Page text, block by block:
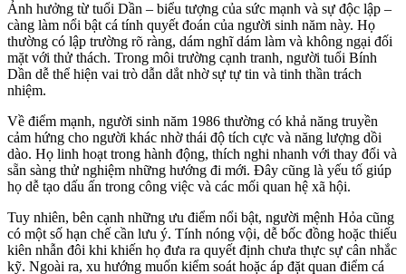
Ảnh hưởng từ tuổi Dần – biểu tượng của sức mạnh và sự độc lập –
càng làm nổi bật cá tính quyết đoán của người sinh năm này. Họ
thường có lập trường rõ ràng, dám nghĩ dám làm và không ngại đối
mặt với thử thách. Trong môi trường cạnh tranh, người tuổi Bính
Dần dễ thể hiện vai trò dẫn dắt nhờ sự tự tin và tinh thần trách
nhiệm.
Về điểm mạnh, người sinh năm 1986 thường có khả năng truyền
cảm hứng cho người khác nhờ thái độ tích cực và năng lượng dồi
dào. Họ linh hoạt trong hành động, thích nghi nhanh với thay đổi và
sẵn sàng thử nghiệm những hướng đi mới. Đây cũng là yếu tố giúp
họ dễ tạo dấu ấn trong công việc và các mối quan hệ xã hội.
Tuy nhiên, bên cạnh những ưu điểm nổi bật, người mệnh Hỏa cũng
có một số hạn chế cần lưu ý. Tính nóng vội, dễ bốc đồng hoặc thiếu
kiên nhẫn đôi khi khiến họ đưa ra quyết định chưa thực sự cân nhắc
kỹ. Ngoài ra, xu hướng muốn kiểm soát hoặc áp đặt quan điểm cá